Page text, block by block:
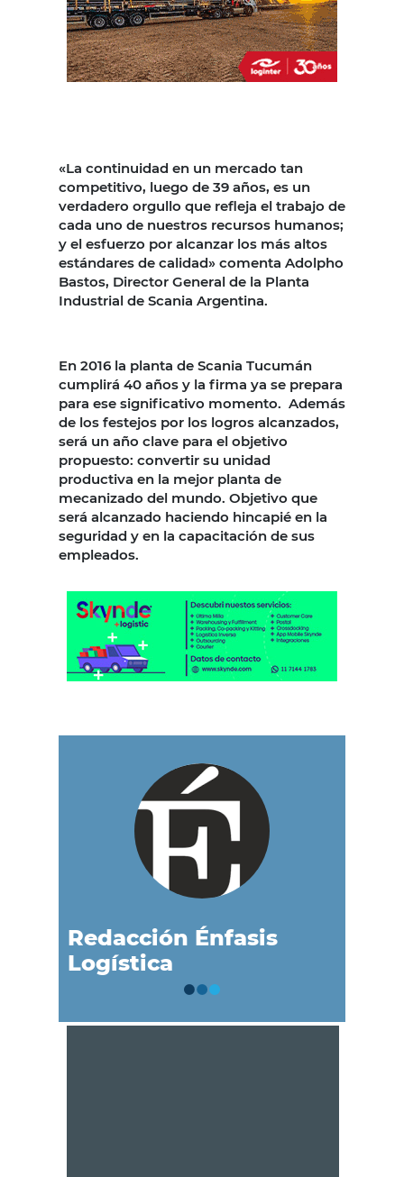
«La continuidad en un mercado tan
competitivo, luego de 39 años, es un
verdadero orgullo que refleja el trabajo de
cada uno de nuestros recursos humanos;
y el esfuerzo por alcanzar los más altos
estándares de calidad» comenta Adolpho
Bastos, Director General de la Planta
Industrial de Scania Argentina.
En 2016 la planta de Scania Tucumán
cumplirá 40 años y la firma ya se prepara
para ese significativo momento. Además
de los festejos por los logros alcanzados,
será un año clave para el objetivo
propuesto: convertir su unidad
productiva en la mejor planta de
mecanizado del mundo. Objetivo que
será alcanzado haciendo hincapié en la
seguridad y en la capacitación de sus
empleados.
Redacción Énfasis
Logística